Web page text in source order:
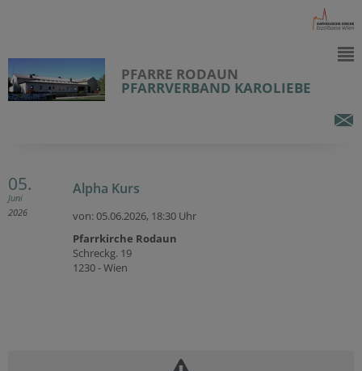
PFARRE RODAUN
PFARRVERBAND KAROLIEBE
05.
Juni
2026
Alpha Kurs
von: 05.06.2026, 18:30 Uhr
Pfarrkirche Rodaun
Schreckg. 19
1230 - Wien